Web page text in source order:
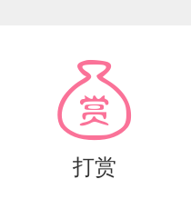
力丰厚，占地一
有2个掌权人，
境的城市，未成
打赏